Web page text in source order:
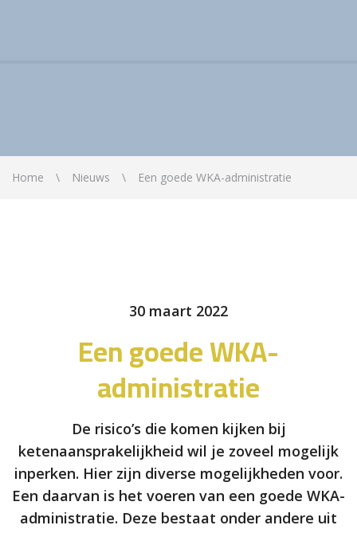
Home Nieuws Een goede WKA-administratie
30 maart 2022
Een goede WKA-
administratie
De risico’s die komen kijken bij
ketenaansprakelijkheid wil je zoveel mogelijk
inperken. Hier zijn diverse mogelijkheden voor.
Een daarvan is het voeren van een goede WKA-
administratie. Deze bestaat onder andere uit